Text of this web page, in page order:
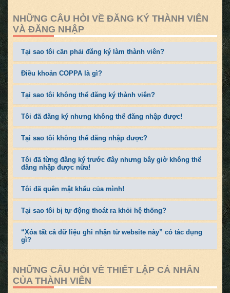
NHỮNG CÂU HỎI VỀ ĐĂNG KÝ THÀNH VIÊN
VÀ ĐĂNG NHẬP
Tại sao tôi cần phải đăng ký làm thành viên?
Điều khoản COPPA là gì?
Tại sao tôi không thể đăng ký thành viên?
Tôi đã đăng ký nhưng không thể đăng nhập được!
Tại sao tôi không thể đăng nhập được?
Tôi đã từng đăng ký trước đây nhưng bây giờ không thể
đăng nhập được nữa!
Tôi đã quên mật khẩu của mình!
Tại sao tôi bị tự động thoát ra khỏi hệ thống?
“Xóa tất cả dữ liệu ghi nhận từ website này” có tác dụng
gì?
NHỮNG CÂU HỎI VỀ THIẾT LẬP CÁ NHÂN
CỦA THÀNH VIÊN